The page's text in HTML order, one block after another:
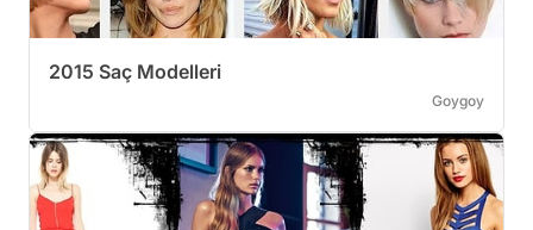
2015 Saç Modelleri
Goygoy